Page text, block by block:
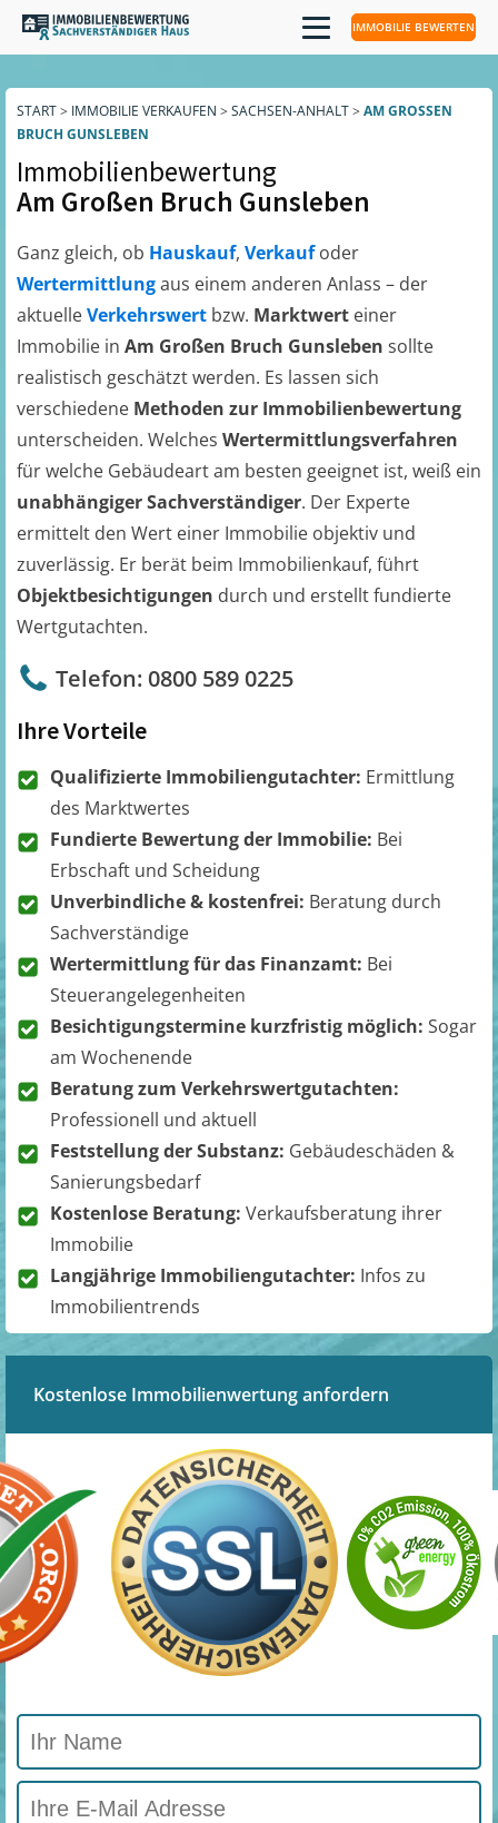
IMMOBILIE BEWERTEN
START> IMMOBILIE VERKAUFEN > SACHSEN-ANHALT> AM GROSSEN B
RUCH GUNSLEBEN
Immobilienbewertung
Am Großen Bruch Gunsleben
Ganz gleich, ob Hauskauf, Verkaufoder
Wertermittlungaus einem anderen Anlass – der
aktuelleVerkehrswert bzw. Marktwert einer
Immobilie in Am Großen Bruch Gunsleben sollte
realistisch geschätzt werden. Es lassen sich
verschiedene Methoden zur Immobilienbewertung
unterscheiden. Welches Wertermittlungsverfahren
für welche Gebäudeart am besten geeignet ist, weiß ein
unabhängiger Sachverständiger. Der Experte
ermittelt den Wert einer Immobilie objektiv und
zuverlässig. Er berät beim Immobilienkauf, führt
Objektbesichtigungen durch und erstellt fundierte
Wertgutachten.
Telefon: 0800 589 0225
Ihre Vorteile
Qualifizierte Immobiliengutachter: Ermittlung
des Marktwertes
Fundierte Bewertung der Immobilie: Bei
Erbschaft und Scheidung
Unverbindliche & kostenfrei: Beratung durch
Sachverständige
Wertermittlung für das Finanzamt: Bei
Steuerangelegenheiten
Besichtigungstermine kurzfristig möglich: Sogar
am Wochenende
Beratung zum Verkehrswertgutachten:
Professionell und aktuell
Feststellung der Substanz: Gebäudeschäden &
Sanierungsbedarf
Kostenlose Beratung: Verkaufsberatung ihrer
Immobilie
Langjährige Immobiliengutachter: Infos zu
Immobilientrends
Kostenlose Immobilienwertung anfordern